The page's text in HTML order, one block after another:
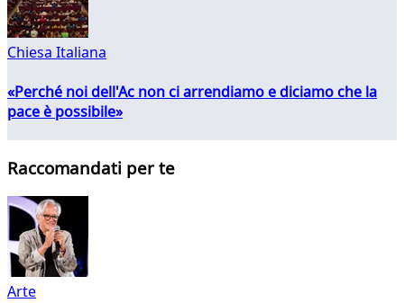
Chiesa Italiana
«Perché noi dell'Ac non ci arrendiamo e diciamo che la
pace è possibile»
Raccomandati per te
Arte